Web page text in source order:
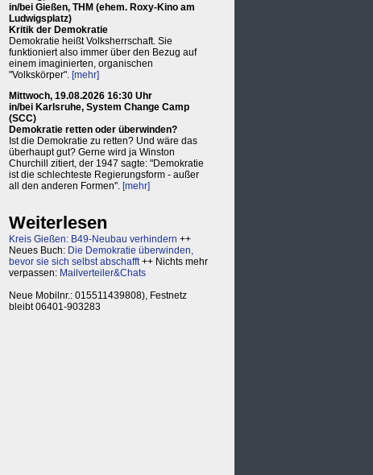
in/bei Gießen, THM (ehem. Roxy-Kino am
Ludwigsplatz)
Kritik der Demokratie
Demokratie heißt Volksherrschaft. Sie
funktioniert also immer über den Bezug auf
einem imaginierten, organischen
"Volkskörper". [mehr]
Mittwoch, 19.08.2026 16:30 Uhr
in/bei Karlsruhe, System Change Camp
(SCC)
Demokratie retten oder überwinden?
Ist die Demokratie zu retten? Und wäre das
überhaupt gut? Gerne wird ja Winston
Churchill zitiert, der 1947 sagte: "Demokratie
ist die schlechteste Regierungsform - außer
all den anderen Formen". [mehr]
Weiterlesen
Kreis Gießen: B49-Neubau verhindern ++
Neues Buch: Die Demokratie überwinden,
bevor sie sich selbst abschafft++ Nichts mehr
verpassen: Mailverteiler&Chats
Neue Mobilnr.: 015511439808), Festnetz
bleibt 06401-903283